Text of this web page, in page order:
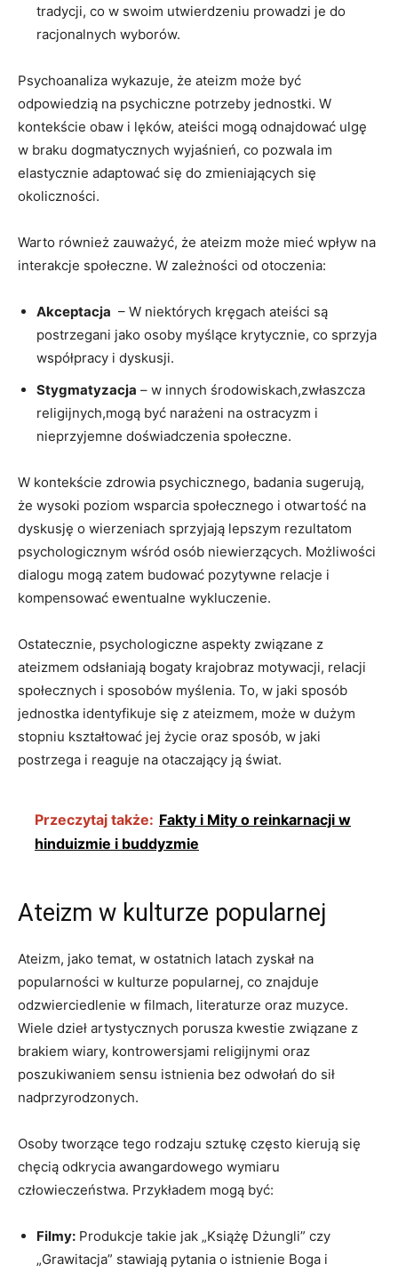
tradycji, co w swoim utwierdzeniu prowadzi je do
racjonalnych wyborów.
Psychoanaliza wykazuje, że ateizm może być
odpowiedzią na psychiczne potrzeby jednostki. W
kontekście⁢ obaw i lęków, ateiści mogą odnajdować ulgę
‌w braku⁣ dogmatycznych wyjaśnień, co pozwala im
elastycznie adaptować‌ się do zmieniających się
okoliczności.
Warto również zauważyć, że ateizm może mieć wpływ ‌na
interakcje społeczne. W zależności od otoczenia:
Akceptacja ⁤ – W niektórych kręgach ateiści są
postrzegani jako osoby myślące krytycznie, co sprzyja
współpracy i dyskusji.
Stygmatyzacja – w innych środowiskach,zwłaszcza
religijnych,mogą być narażeni⁢ na ostracyzm i
nieprzyjemne doświadczenia społeczne.
W kontekście zdrowia psychicznego, badania sugerują,
że wysoki poziom wsparcia społecznego i otwartość na
dyskusję ⁣o wierzeniach sprzyjają lepszym rezultatom
psychologicznym wśród osób niewierzących. Możliwości
‍dialogu mogą zatem budować pozytywne ⁤relacje i
kompensować ewentualne wykluczenie.
Ostatecznie, psychologiczne aspekty związane z
ateizmem odsłaniają bogaty krajobraz motywacji, relacji
społecznych i sposobów myślenia. To, w jaki sposób
jednostka⁤ identyfikuje się z ateizmem, może w dużym
stopniu kształtować jej życie oraz sposób, w jaki
postrzega i reaguje na otaczający ją świat.
Przeczytaj także: Fakty i Mity o reinkarnacji w
hinduizmie i buddyzmie
Ateizm w kulturze popularnej
Ateizm, jako temat,​ w ostatnich latach zyskał na
popularności w kulturze popularnej, co znajduje
odzwierciedlenie w filmach, literaturze oraz muzyce.
Wiele dzieł artystycznych porusza kwestie ⁢związane z
brakiem wiary, kontrowersjami religijnymi oraz
poszukiwaniem sensu istnienia bez odwołań do sił
nadprzyrodzonych.
Osoby tworzące tego rodzaju ⁣sztukę często kierują się
chęcią odkrycia awangardowego wymiaru
człowieczeństwa. Przykładem mogą być:
Filmy: Produkcje takie​ jak „Książę Dżungli” czy
„Grawitacja” stawiają pytania o istnienie Boga i